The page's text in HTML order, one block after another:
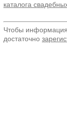
каталога
Чтобы
достаточно